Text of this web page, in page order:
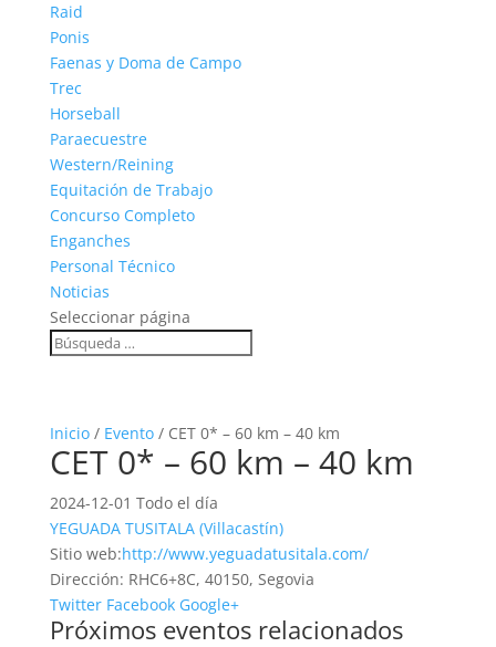
Raid
Ponis
Faenas y Doma de Campo
Trec
Horseball
Paraecuestre
Western/Reining
Equitación de Trabajo
Concurso Completo
Enganches
Personal Técnico
Noticias
Seleccionar página
Inicio/ Evento/ CET 0* – 60 km – 40 km
CET 0* – 60 km – 40 km
2024-12-01 Todo el día
YEGUADA TUSITALA (Villacastín)
Sitio web:http://www.yeguadatusitala.com/
Dirección: RHC6+8C, 40150, Segovia
Twitter Facebook Google+
Próximos eventos relacionados